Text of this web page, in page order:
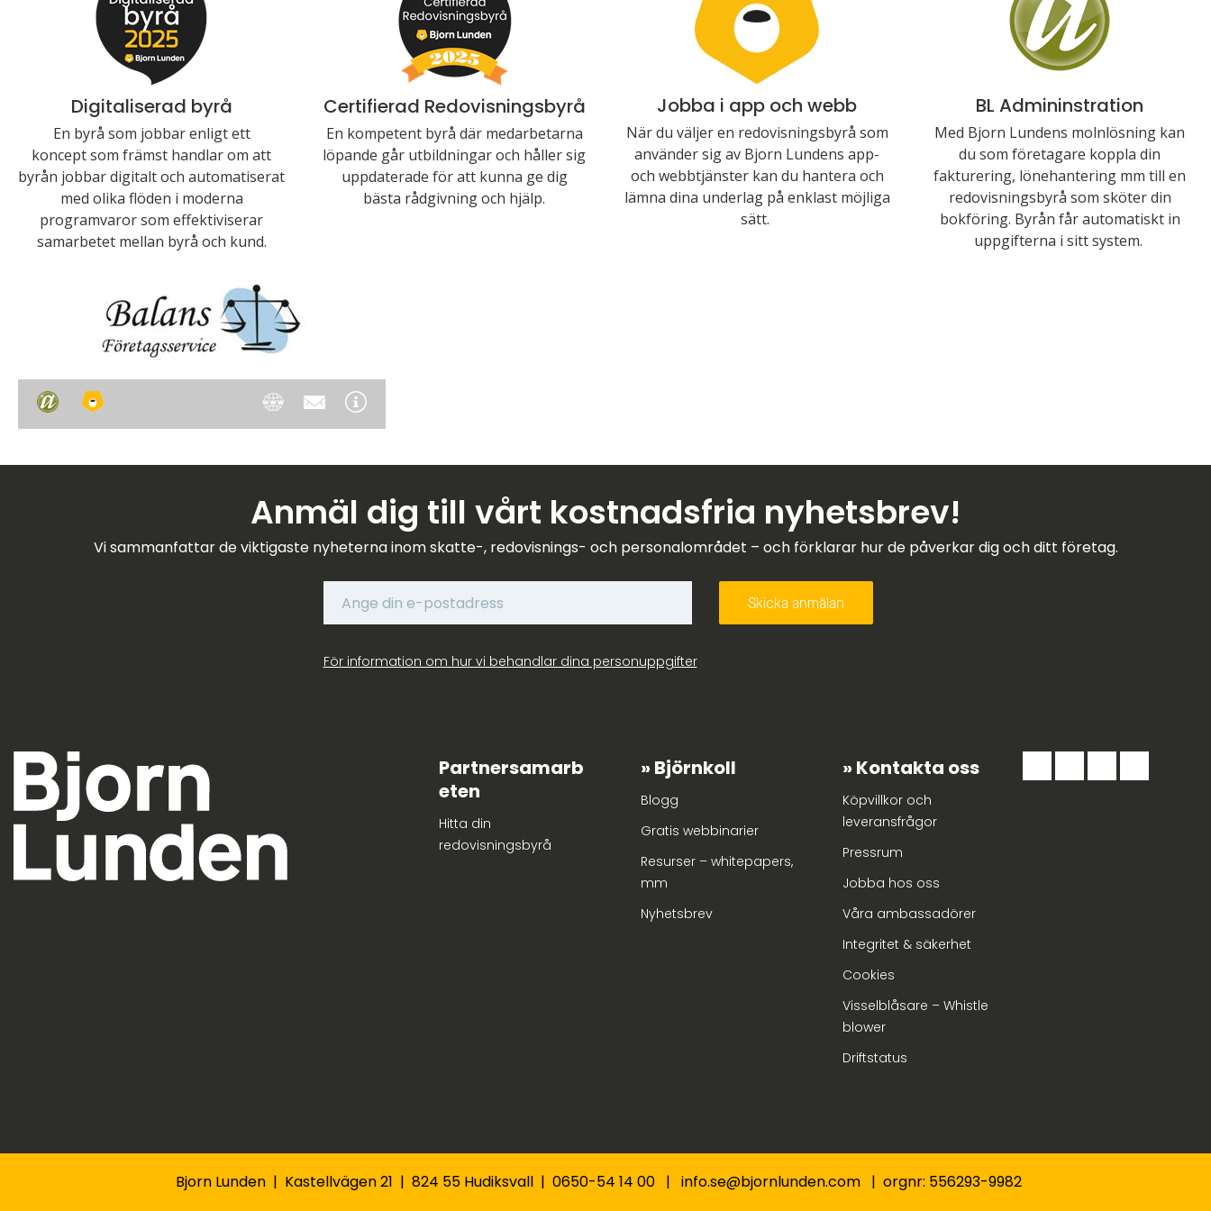
Digitaliserad byrå
En byrå som jobbar enligt ett
koncept som främst handlar om att
byrån jobbar digitalt och automatiserat
med olika flöden i moderna
programvaror som effektiviserar
samarbetet mellan byrå och kund.
Certifierad Redovisningsbyrå
En kompetent byrå där medarbetarna
löpande går utbildningar och håller sig
uppdaterade för att kunna ge dig
bästa rådgivning och hjälp.
Jobba i app och webb
När du väljer en redovisningsbyrå som
använder sig av Bjorn Lundens app-
och webbtjänster kan du hantera och
lämna dina underlag på enklast möjliga
sätt.
BL Admininstration
Med Bjorn Lundens molnlösning kan
du som företagare koppla din
fakturering, lönehantering mm till en
redovisningsbyrå som sköter din
bokföring. Byrån får automatiskt in
uppgifterna i sitt system.
Anmäl dig till vårt kostnadsfria nyhetsbrev!
Vi sammanfattar de viktigaste nyheterna inom skatte-, redovisnings- och personalområdet – och förklarar hur de påverkar dig och ditt företag.
För information om hur vi behandlar dina personuppgifter
Partnersamarb
eten
Hitta din
redovisningsbyrå
Björnkoll
Blogg
Gratis webbinarier
Resurser – whitepapers,
mm
Nyhetsbrev
Kontakta oss
Köpvillkor och
leveransfrågor
Pressrum
Jobba hos oss
Våra ambassadörer
Integritet & säkerhet
Cookies
Visselblåsare – Whistle
blower
Driftstatus
Bjorn Lunden | Kastellvägen 21 | 824 55 Hudiksvall | 0650-54 14 00 | info.se@bjornlunden.com | orgnr: 556293-9982